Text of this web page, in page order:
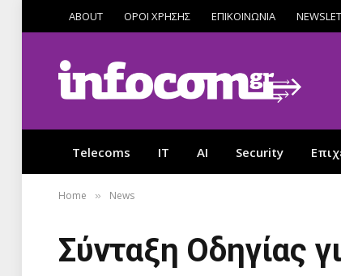
ABOUT ΟΡΟΙ ΧΡΗΣΗΣ ΕΠΙΚΟΙΝΩΝΙΑ
Telecoms IT AI Security
Home » News
Σύνταξη Οδηγίας